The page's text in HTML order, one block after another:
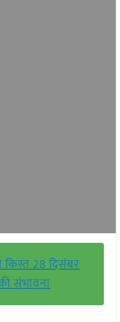
किस्त 28 दिसंबर
संभावना